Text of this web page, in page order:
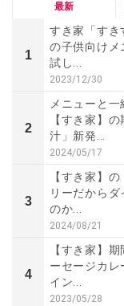
最新
1
すき家「すき
の子供向けメ
試し...
2023/12/30
2
メニューと一
【すき家】
汁」新発...
2024/05/17
3
【すき家】
リーだから
のか...
2024/08/21
4
【すき家】
ーセージカレ
イン...
2023/05/28